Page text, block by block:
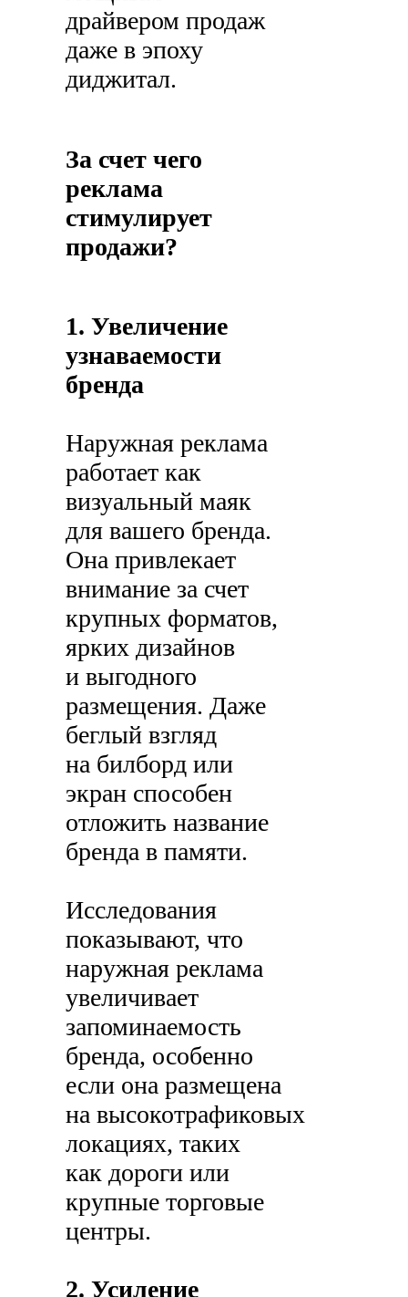
драйвером продаж
даже в эпоху
диджитал.
За счет чего
реклама
стимулирует
продажи?
1. Увеличение
узнаваемости
бренда
Наружная реклама
работает как
визуальный маяк
для вашего бренда.
Она привлекает
внимание за счет
крупных форматов,
ярких дизайнов
и выгодного
размещения. Даже
беглый взгляд
на билборд или
экран способен
отложить название
бренда в памяти.
Исследования
показывают, что
наружная реклама
увеличивает
запоминаемость
бренда, особенно
если она размещена
на высокотрафиковых
локациях, таких
как дороги или
крупные торговые
центры.
2. Усиление